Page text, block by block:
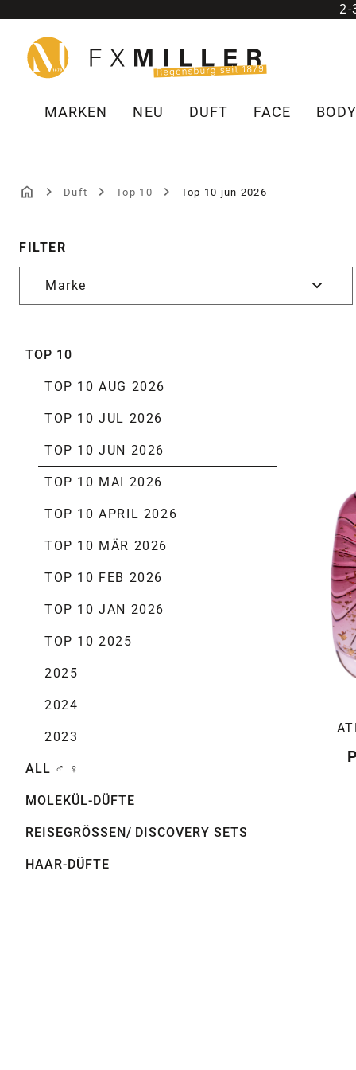
Hauptinhalt springen
Zur Suche springen
Zur Hauptnavigation springen
2-
MARKEN NEU DUFT FACE BODY
Duft Top 10 Top 10 jun 2026
TOP 10 JUN
FILTER
Marke
TOP 10
TOP 10 AUG 2026
TOP 10 JUL 2026
TOP 10 JUN 2026
TOP 10 MAI 2026
TOP 10 APRIL 2026
TOP 10 MÄR 2026
TOP 10 FEB 2026
TOP 10 JAN 2026
TOP 10 2025
2025
2024
2023
ALL ♂ ♀
MOLEKÜL-DÜFTE
REISEGRÖSSEN/ DISCOVERY SETS
HAAR-DÜFTE